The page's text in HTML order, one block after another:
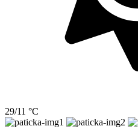
29/11 °C